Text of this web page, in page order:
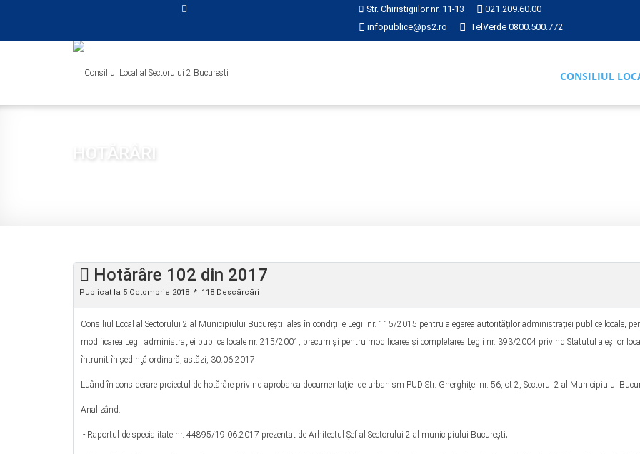
Str. Chiristigiilor nr. 11-13
021.209.60.00
infopublice@ps2.ro
TelVerde 0800.500.772
CONSILIUL
HOTĂRÂRI
Hotărâre 102 din 2017
Publicat la 5 Octombrie 2018 118 Descărcări
Consiliul Local al Sectorului 2 al Municipiului Bucureşti, ales în condițiile Legii nr. 115/2015 pentru alegerea autorităților administrației publice locale,
modificarea Legii administrației publice locale nr. 215/2001, precum și pentru modificarea şi completarea Legii nr. 393/2004 privind Statutul aleșilor
întrunit în şedinţă ordinară, astăzi, 30.06.2017;
Luând în considerare proiectul de hotărâre privind aprobarea documentaţiei de urbanism PUD Str. Gherghiţei nr. 56,lot 2, Sectorul 2 al Municipiului
Analizând:
- Raportul de specialitate nr. 44895/19.06.2017 prezentat de Arhitectul Şef al Sectorului 2 al municipiului Bucureşti;